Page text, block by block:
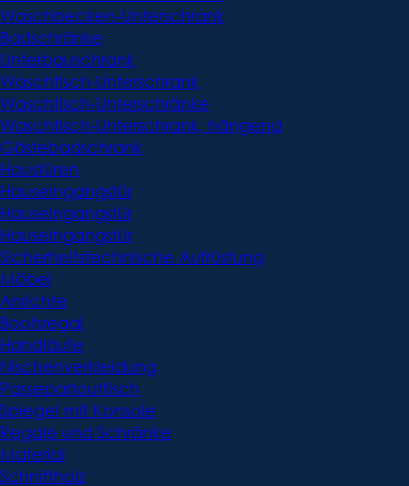
Waschbecken-Unterschrank
Badschränke
Unterbauschrank
Waschtisch-Unterschrank
Waschtisch-Unterschränke
Waschtisch-Unterschrank, hängend
Gästebadschrank
Haustüren
Hauseingangstür
Hauseingangstür
Hauseingangstür
Sicherheitstechnische Aufrüstung
Möbel
Anrichte
Bootsregal
Handläufe
Nischenverkleidung
Passepartouttisch
Spiegel mit Konsole
Regale und Schränke
Material
Schnittholz